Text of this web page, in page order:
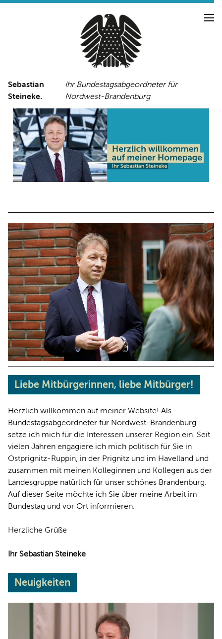
Sebastian
Steineke.
Ihr Bundestagsabgeordneter für
Nordwest-Brandenburg
NEUIGKEITEN
PRESSE
TERMINE
PRESSEFOTOS
REDEN
Liebe Mitbürgerinnen, liebe Mitbürger!
Herzlich willkommen auf meiner Website! Als
Bundestagsabgeordneter für Nordwest-Brandenburg
setze ich mich für die Interessen unserer Region ein. Seit
vielen Jahren engagiere ich mich politisch für Sie in
Ostprignitz-Ruppin, in der Prignitz und im Havelland und
zusammen mit meinen Kolleginnen und Kollegen aus der
Landesgruppe natürlich für unser schönes Brandenburg.
Auf dieser Seite möchte ich Sie über meine Arbeit im
Bundestag und vor Ort informieren.
Herzliche Grüße
Ihr Sebastian Steineke
Neuigkeiten